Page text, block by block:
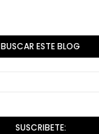
BUSCAR ESTE BLOG
SUSCRIBETE: